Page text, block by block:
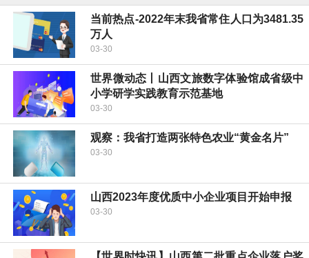
当前热点-2022年末我省常住人口为3481.35
万人
03-30
世界微动态丨山西文旅数字体验馆成省级中
小学研学实践教育示范基地
03-30
观察：我省打造两张特色农业“黄金名片”
03-30
山西2023年度优质中小企业项目开始申报
03-30